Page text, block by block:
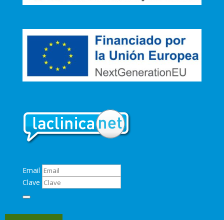
Email
Clave